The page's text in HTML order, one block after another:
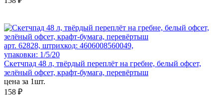
арт. 62828, штрихкод: 4606008560049,
упаковки: 1/5/20
Скетчпад 48 л, твёрдый переплёт на гребне, белый офсет,
зелёный офсет, крафт-бумага, перевёртыш
цена за 1шт.
158 ₽